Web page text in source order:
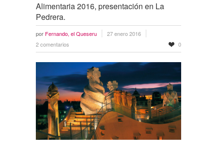
Alimentaria 2016, presentación en La
Pedrera.
por Fernando, el Queseru
27 enero 2016
2 comentarios
0